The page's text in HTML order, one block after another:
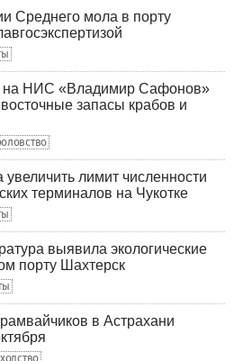
Среднего мола в порту
НИС «Владимир Сафонов»
запасы крабов и
лимит численности
терминалов на Чукотке
выявила экологические
порту Шахтерск
в Астрахани